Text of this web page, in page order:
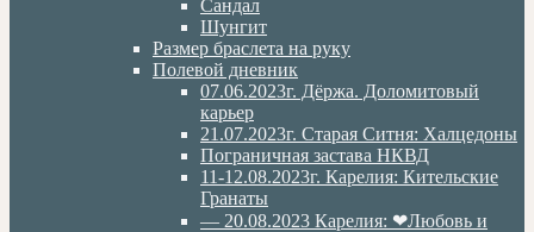
Сандал
Шунгит
Размер браслета на руку
Полевой дневник
07.06.2023г. Дёржа. Доломитовый
карьер
21.07.2023г. Старая Ситня: Халцедоны
Пограничная застава НКВД
11-12.08.2023г. Карелия: Кительские
Гранаты
— 20.08.2023 Карелия: ❤Любовь и